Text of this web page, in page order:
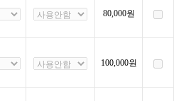
80,000원
100,000원